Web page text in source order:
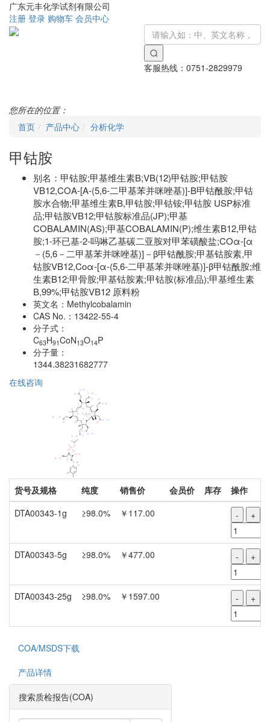
广东元丰化学试剂有限公司
注册 登录 购物车 会员中心
客服热线： 0751-2829979
您所在的位置：
首页
产品中心 分析化学
甲钴胺
别名： 甲钴胺;甲基维生素B;VB(12)甲钴胺;甲钴胺
VB12,COΑ-[Α-(5,6-二甲基苯并咪唑基)]-Β甲钴酰胺;甲钴
胺水合物;甲基维生素B,甲钴胺;甲钴铵;甲钴胺 USP标准
品;甲钴胺VB12;甲钴胺标准品(JP);甲基
COBALAMIN(AS);甲基COBALAMIN(P);维生素B12,甲钴
胺;1-环已基-2-吗啉乙基碳二亚胺对甲苯磺酸盐;COα-[α
－(5,6－二甲基苯并咪唑基)]－β甲钴酰胺;甲基钴胺素,甲
钴胺VB12,Coα-[α-(5,6-二甲基苯并咪唑基)]-β甲钴酰胺;维
生素B12;甲骨胺;甲基钴胺素;甲钴胺(标准品);甲基维生素
B,99%;甲钴胺VB12 原料粉
英文名： Methylcobalamin
CAS No.： 13422-55-4
分子式：
C63H91CoN13O14P
分子量：
1344.38231682777
在线咨询
货号及规格 纯度 销售价 会员价 库存
操作
DTA00343-1g
≥98.0% ￥117.00 - +
DTA00343-5g ≥98.0% ￥477.00 - +
DTA00343-25g ≥98.0% ￥1597.00 - +
COA/MSDS下载
产品详情
搜索质检报告(COA)